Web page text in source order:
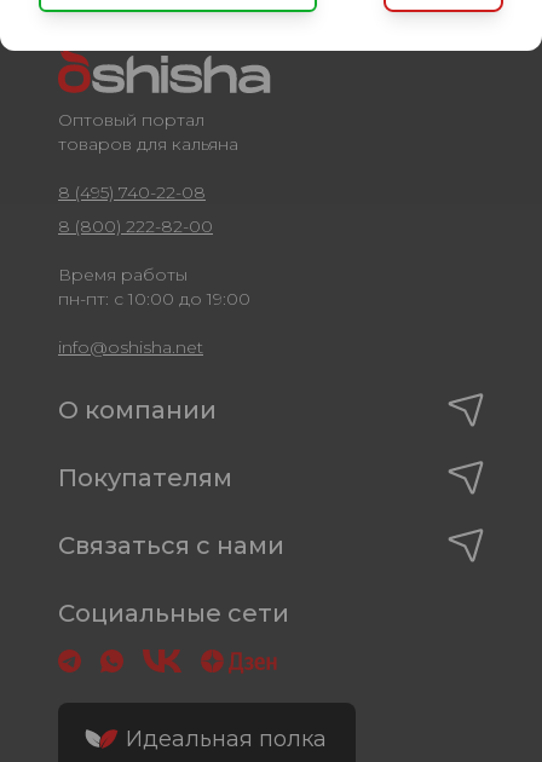
Оптовый портал
товаров для кальяна
8 (495) 740-22-08
8 (800) 222-82-00
Время работы
пн-пт: с 10:00 до 19:00
info@oshisha.net
О компании
Покупателям
Связаться с нами
Социальные сети
Идеальная полка